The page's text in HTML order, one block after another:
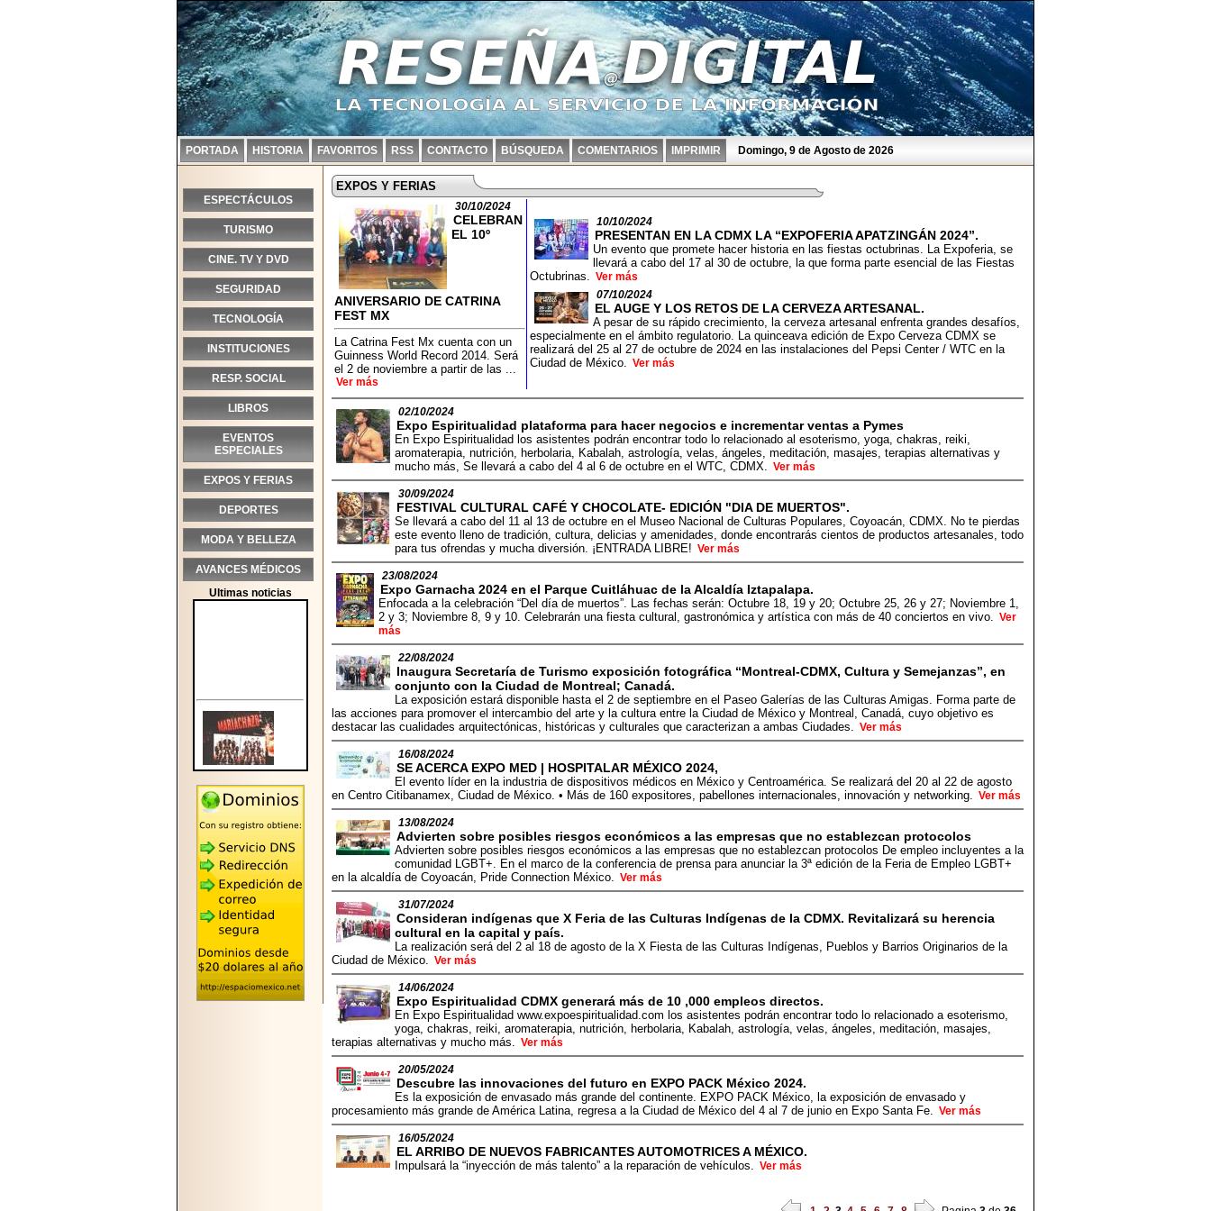
PORTADA HISTORIA FAVORITOS RSS CONTACTO BÚSQUEDA COMENTARIOS IMPRIMIR Domingo, 9 de Agosto de 2026
ESPECTÁCULOS
TURISMO
CINE. TV Y DVD
SEGURIDAD
TECNOLOGÍA
INSTITUCIONES
RESP. SOCIAL
LIBROS
EVENTOS
ESPECIALES
EXPOS Y FERIAS
DEPORTES
MODA Y BELLEZA
AVANCES MÉDICOS
Ultimas noticias
2026-05-25
"MARIACHAZO"
LEYENDAS
MARIACHI VARGAS
Y NUEVO
TECALITLÁN EN LA
ARENA CDMX.
2025-10-16
EXPOS Y FERIAS
30/10/2024
CELEBRAN
EL 10º
ANIVERSARIO DE CATRINA
FEST MX
La Catrina Fest Mx cuenta con un
Guinness World Record 2014. Será
el 2 de noviembre a partir de las ...
Ver más
10/10/2024
PRESENTAN EN LA CDMX LA “EXPOFERIA APATZINGÁN 2024”.
Un evento que promete hacer historia en las fiestas octubrinas. La Expoferia, se
llevará a cabo del 17 al 30 de octubre, la que forma parte esencial de las Fiestas
Octubrinas. Ver más
07/10/2024
EL AUGE Y LOS RETOS DE LA CERVEZA ARTESANAL.
A pesar de su rápido crecimiento, la cerveza artesanal enfrenta grandes desafíos,
especialmente en el ámbito regulatorio. La quinceava edición de Expo Cerveza CDMX se
realizará del 25 al 27 de octubre de 2024 en las instalaciones del Pepsi Center / WTC en la
Ciudad de México. Ver más
02/10/2024
Expo Espiritualidad plataforma para hacer negocios e incrementar ventas a Pymes
En Expo Espiritualidad los asistentes podrán encontrar todo lo relacionado al esoterismo, yoga, chakras, reiki,
aromaterapia, nutrición, herbolaria, Kabalah, astrología, velas, ángeles, meditación, masajes, terapias alternativas y
mucho más, Se llevará a cabo del 4 al 6 de octubre en el WTC, CDMX. Ver más
30/09/2024
FESTIVAL CULTURAL CAFÉ Y CHOCOLATE- EDICIÓN "DIA DE MUERTOS".
Se llevará a cabo del 11 al 13 de octubre en el Museo Nacional de Culturas Populares, Coyoacán, CDMX. No te pierdas
este evento lleno de tradición, cultura, delicias y amenidades, donde encontrarás cientos de productos artesanales, todo
para tus ofrendas y mucha diversión. ¡ENTRADA LIBRE! Ver más
23/08/2024
Expo Garnacha 2024 en el Parque Cuitláhuac de la Alcaldía Iztapalapa.
Enfocada a la celebración “Del día de muertos”. Las fechas serán: Octubre 18, 19 y 20; Octubre 25, 26 y 27; Noviembre 1,
2 y 3; Noviembre 8, 9 y 10. Celebrarán una fiesta cultural, gastronómica y artística con más de 40 conciertos en vivo. Ver
más
22/08/2024
Inaugura Secretaría de Turismo exposición fotográfica “Montreal-CDMX, Cultura y Semejanzas”, en
conjunto con la Ciudad de Montreal; Canadá.
La exposición estará disponible hasta el 2 de septiembre en el Paseo Galerías de las Culturas Amigas. Forma parte de
las acciones para promover el intercambio del arte y la cultura entre la Ciudad de México y Montreal, Canadá, cuyo objetivo es
destacar las cualidades arquitectónicas, históricas y culturales que caracterizan a ambas Ciudades. Ver más
16/08/2024
SE ACERCA EXPO MED | HOSPITALAR MÉXICO 2024,
El evento líder en la industria de dispositivos médicos en México y Centroamérica. Se realizará del 20 al 22 de agosto
en Centro Citibanamex, Ciudad de México. • Más de 160 expositores, pabellones internacionales, innovación y networking. Ver más
13/08/2024
Advierten sobre posibles riesgos económicos a las empresas que no establezcan protocolos
Advierten sobre posibles riesgos económicos a las empresas que no establezcan protocolos De empleo incluyentes a la
comunidad LGBT+. En el marco de la conferencia de prensa para anunciar la 3ª edición de la Feria de Empleo LGBT+
en la alcaldía de Coyoacán, Pride Connection México. Ver más
31/07/2024
Consideran indígenas que X Feria de las Culturas Indígenas de la CDMX. Revitalizará su herencia
cultural en la capital y país.
La realización será del 2 al 18 de agosto de la X Fiesta de las Culturas Indígenas, Pueblos y Barrios Originarios de la
Ciudad de México. Ver más
14/06/2024
Expo Espiritualidad CDMX generará más de 10 ,000 empleos directos.
En Expo Espiritualidad www.expoespiritualidad.com los asistentes podrán encontrar todo lo relacionado a esoterismo,
yoga, chakras, reiki, aromaterapia, nutrición, herbolaria, Kabalah, astrología, velas, ángeles, meditación, masajes,
terapias alternativas y mucho más. Ver más
20/05/2024
Descubre las innovaciones del futuro en EXPO PACK México 2024.
Es la exposición de envasado más grande del continente. EXPO PACK México, la exposición de envasado y
procesamiento más grande de América Latina, regresa a la Ciudad de México del 4 al 7 de junio en Expo Santa Fe. Ver más
16/05/2024
EL ARRIBO DE NUEVOS FABRICANTES AUTOMOTRICES A MÉXICO.
Impulsará la “inyección de más talento” a la reparación de vehículos. Ver más